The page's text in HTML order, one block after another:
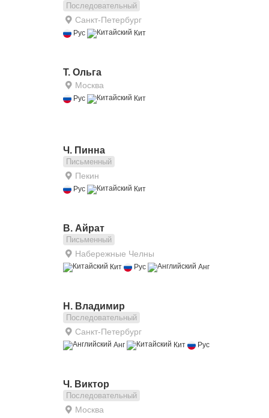
Последовательный
Санкт-Петербург
Рус Кит
Т. Ольга
Москва
Рус Кит
Ч. Пинна
Письменный
Пекин
Рус Кит
В. Айрат
Письменный
Набережные Челны
Кит Рус Анг
Н. Владимир
Последовательный
Санкт-Петербург
Анг Кит Рус
Ч. Виктор
Последовательный
Москва